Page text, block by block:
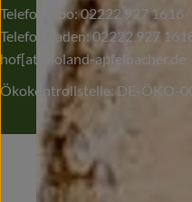
Telefon Abo: 02222 927 1616
Telefon Laden: 02222 927
hof[at]bioland-apfelbacher.de
Ökokontrollstelle: DE-ÖKO-